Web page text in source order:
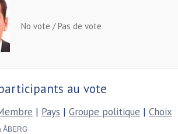
No vote / Pas de vote
au vote
| Pays | Groupe politique | Choix
ÅBERG